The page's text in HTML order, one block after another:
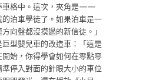
車格中。這次，夾角是——
泊車學徒了。如果泊車是一
向盤都沒摸過的新信徒。」
型嬰兒車的改造車：「這是
始，你得學會如何在零點零
停入對面的針眼大小的車位